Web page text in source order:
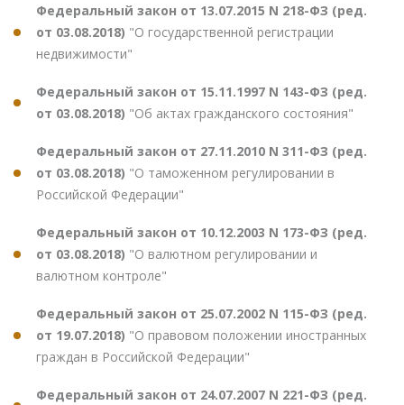
Федеральный закон от 13.07.2015 N 218-ФЗ (ред.
от 03.08.2018) "О государственной регистрации
недвижимости"
Федеральный закон от 15.11.1997 N 143-ФЗ (ред.
от 03.08.2018) "Об актах гражданского состояния"
Федеральный закон от 27.11.2010 N 311-ФЗ (ред.
от 03.08.2018) "О таможенном регулировании в
Российской Федерации"
Федеральный закон от 10.12.2003 N 173-ФЗ (ред.
от 03.08.2018) "О валютном регулировании и
валютном контроле"
Федеральный закон от 25.07.2002 N 115-ФЗ (ред.
от 19.07.2018) "О правовом положении иностранных
граждан в Российской Федерации"
Федеральный закон от 24.07.2007 N 221-ФЗ (ред.